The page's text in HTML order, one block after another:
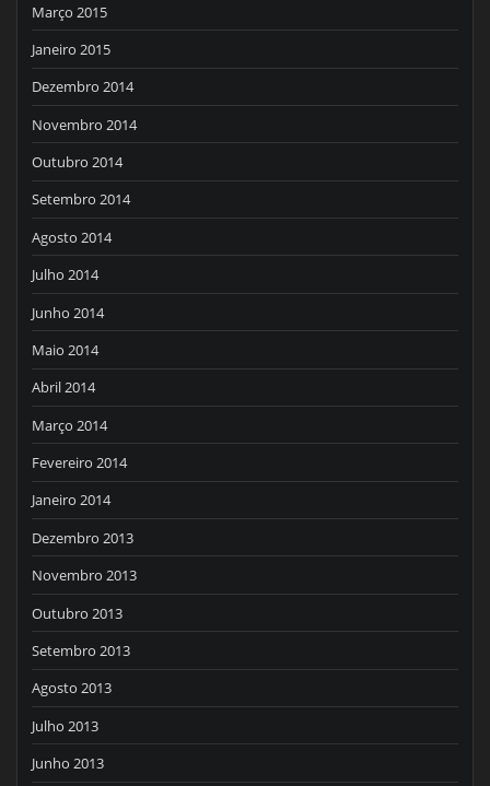
Março 2015
Janeiro 2015
Dezembro 2014
Novembro 2014
Outubro 2014
Setembro 2014
Agosto 2014
Julho 2014
Junho 2014
Maio 2014
Abril 2014
Março 2014
Fevereiro 2014
Janeiro 2014
Dezembro 2013
Novembro 2013
Outubro 2013
Setembro 2013
Agosto 2013
Julho 2013
Junho 2013